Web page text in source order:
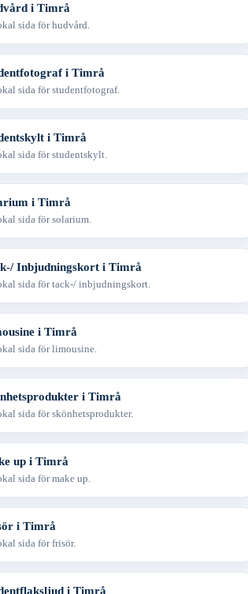
i Timrå
sida för hudvård.
i Timrå
sida för studentfotograf.
i Timrå
sida för studentskylt.
i Timrå
sida för solarium.
Inbjudningskort i Timrå
sida för tack-/ inbjudningskort.
i Timrå
sida för limousine.
i Timrå
sida för skönhetsprodukter.
up i Timrå
sida för make up.
i Timrå
sida för frisör.
i Timrå